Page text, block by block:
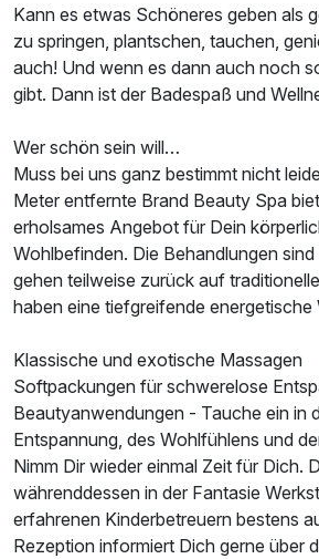
Kann es etwas Schöneres geben als
zu springen, plantschen, tauchen,
auch! Und wenn es dann auch noch
gibt. Dann ist der Badespaß und
Wer schön sein will…
Muss bei uns ganz bestimmt nicht
Meter entfernte Brand Beauty Spa
erholsames Angebot für Dein
Wohlbefinden. Die Behandlungen
gehen teilweise zurück auf
haben eine tiefgreifende energetische
Klassische und exotische Massagen
Softpackungen für schwerelose
Beautyanwendungen - Tauche ein in
Entspannung, des Wohlfühlens und
Nimm Dir wieder einmal Zeit für Dich.
währenddessen in der Fantasie
erfahrenen Kinderbetreuern bestens
Rezeption informiert Dich gerne über